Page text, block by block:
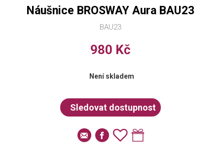
BAU23
Náušnice BROSWAY Aura BAU23
980 Kč
Není skladem